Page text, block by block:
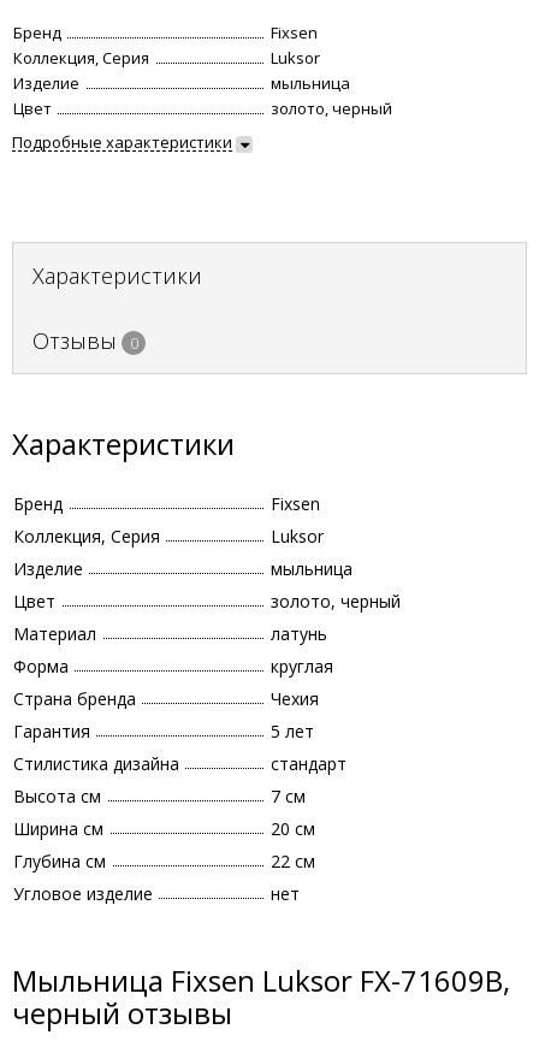
Бренд
Fixsen
Коллекция, Серия
Luksor
Изделие
мыльница
Цвет
золото, черный
Подробные характеристики
Характеристики
Отзывы 0
Характеристики
Бренд
Fixsen
Коллекция, Серия
Luksor
Изделие
мыльница
Цвет
золото, черный
Материал
латунь
Форма
круглая
Страна бренда
Чехия
Гарантия
5 лет
Стилистика дизайна
стандарт
Высота см
7 см
Ширина см
20 см
Глубина см
22 см
Угловое изделие
нет
Мыльница Fixsen Luksor FX-71609B,
черный отзывы